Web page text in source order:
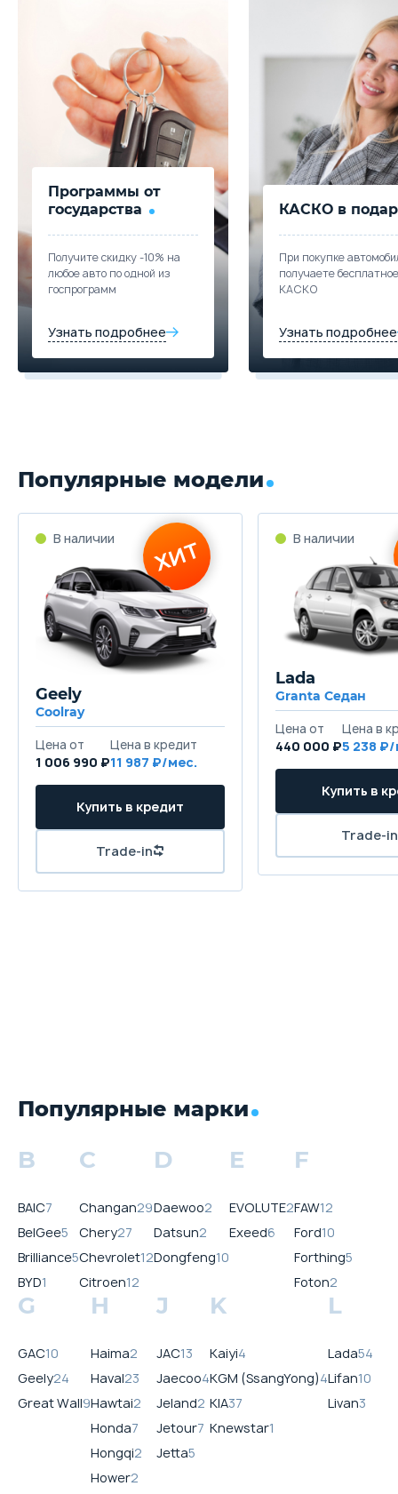
Программы от
государства
Получите скидку -10% на
любое авто по одной из
госпрограмм
Узнать подробнее
КАСКО в
При покупке
получаете бесплатное
КАСКО
Узнать подробнее
Популярные модели
Geely
Coolray
1 006 990 ₽11 987
Lada
Granta Седан
440 000 ₽5 238
Популярные марки
B
BAIC7
BelGee5
Brilliance5
BYD1
C
Changan29
Chery27
Chevrolet12
Citroen12
D
Daewoo2
Datsun2
Dongfeng10
E
EVOLUTE2
Exeed6
F
FAW12
Ford10
Forthing5
Foton2
G
GAC10
Geely24
Great Wall9
H
Haima2
Haval23
Hawtai2
Honda7
Hongqi2
Hower2
J
JAC13
Jaecoo4
Jeland2
Jetour7
Jetta5
K
Kaiyi4
KGM (SsangYong)4
KIA37
Knewstar1
L
Lada54
Lifan10
Livan3